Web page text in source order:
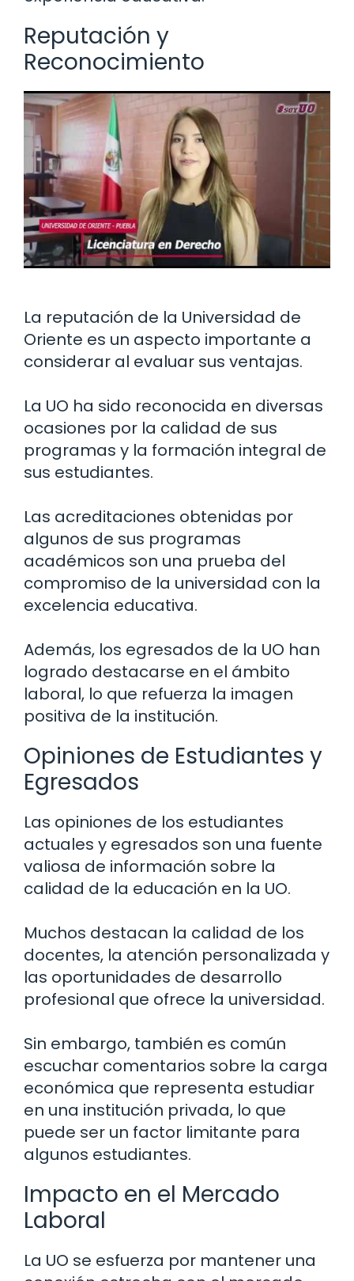
Reputación y
Reconocimiento
La reputación de la Universidad de
Oriente es un aspecto importante a
considerar al evaluar sus ventajas.
La UO ha sido reconocida en diversas
ocasiones por la calidad de sus
programas y la formación integral de
sus estudiantes.
Las acreditaciones obtenidas por
algunos de sus programas
académicos son una prueba del
compromiso de la universidad con la
excelencia educativa.
Además, los egresados de la UO han
logrado destacarse en el ámbito
laboral, lo que refuerza la imagen
positiva de la institución.
Opiniones de Estudiantes y
Egresados
Las opiniones de los estudiantes
actuales y egresados son una fuente
valiosa de información sobre la
calidad de la educación en la UO.
Muchos destacan la calidad de los
docentes, la atención personalizada y
las oportunidades de desarrollo
profesional que ofrece la universidad.
Sin embargo, también es común
escuchar comentarios sobre la carga
económica que representa estudiar
en una institución privada, lo que
puede ser un factor limitante para
algunos estudiantes.
Impacto en el Mercado
Laboral
La UO se esfuerza por mantener una